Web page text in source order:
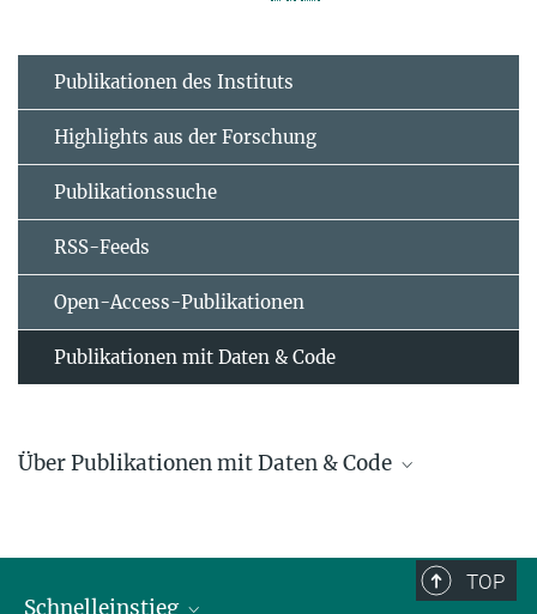
Publikationen des Instituts
Highlights aus der Forschung
Publikationssuche
RSS-Feeds
Open-Access-Publikationen
Publikationen mit Daten & Code
Über Publikationen mit Daten & Code
wissenschaftlichen Publikation die dieser zugrundeliegenden
Forschungsdaten veröffentlicht wurden und/oder der Software-
TOP
Schnelleinstieg